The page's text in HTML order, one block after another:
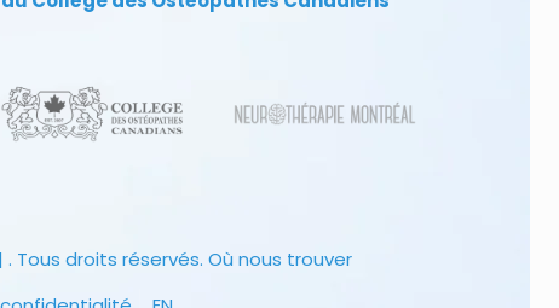
Tous droits réservés. Où nous trouver